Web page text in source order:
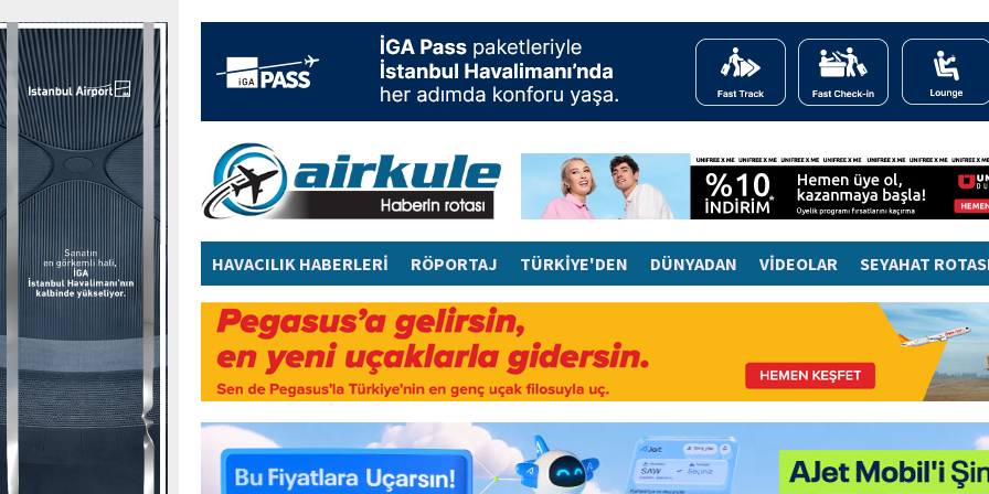
HAVACILIK HABERLERİ RÖPORTAJ TÜRKİYE'DEN DÜNYADAN VİDEOLAR SEYAHAT